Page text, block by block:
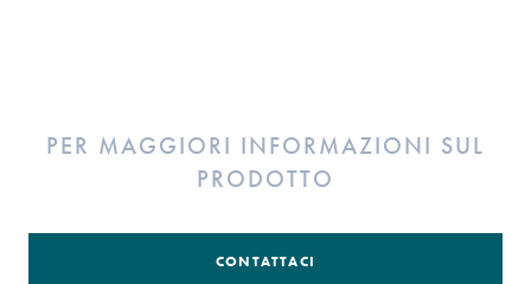
PER MAGGIORI INFORMAZIONI SUL
PRODOTTO
CONTATTACI